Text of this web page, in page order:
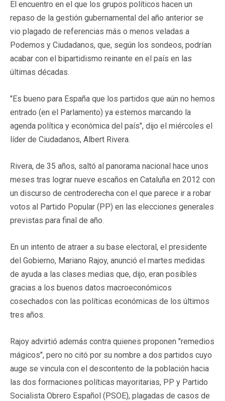
El encuentro en el que los grupos políticos hacen un
repaso de la gestión gubernamental del año anterior se
vio plagado de referencias más o menos veladas a
Podemos y Ciudadanos, que, según los sondeos, podrían
acabar con el bipartidismo reinante en el país en las
últimas décadas.
"Es bueno para España que los partidos que aún no hemos
entrado (en el Parlamento) ya estemos marcando la
agenda política y económica del país", dijo el miércoles el
líder de Ciudadanos, Albert Rivera.
Rivera, de 35 años, saltó al panorama nacional hace unos
meses tras lograr nueve escaños en Cataluña en 2012 con
un discurso de centroderecha con el que parece ir a robar
votos al Partido Popular (PP) en las elecciones generales
previstas para final de año.
En un intento de atraer a su base electoral, el presidente
del Gobierno, Mariano Rajoy, anunció el martes medidas
de ayuda a las clases medias que, dijo, eran posibles
gracias a los buenos datos macroeconómicos
cosechados con las políticas económicas de los últimos
tres años.
Rajoy advirtió además contra quienes proponen "remedios
mágicos", pero no citó por su nombre a dos partidos cuyo
auge se vincula con el descontento de la población hacia
las dos formaciones políticas mayoritarias, PP y Partido
Socialista Obrero Español (PSOE), plagadas de casos de